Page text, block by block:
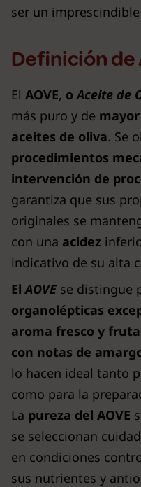
ser un
Definición de
El AOVE, oAceite de
más puro y de
aceites de oliva. Se
procedimientos
intervención de
garantiza que sus
originales se
con una acidez
indicativo de su alta
ElAOVE se distingue
organolépticas
aroma fresco y
con notas de
lo hacen ideal tanto
como para la
La pureza del AOVE
se seleccionan
en condiciones
sus nutrientes y